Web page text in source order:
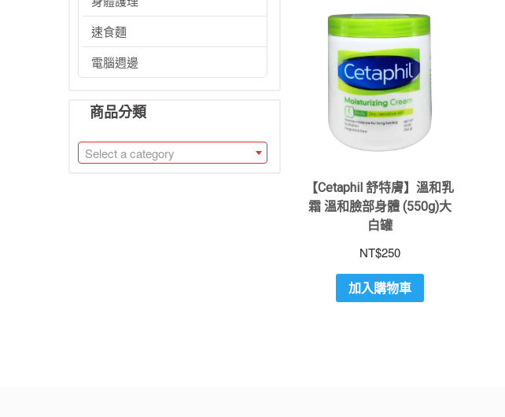
速食麵
電腦週邊
商品分類
Select a category
【Cetaphil 舒特膚】溫和乳
霜 溫和臉部身體 (550g)大
白罐
NT$250
加入購物車